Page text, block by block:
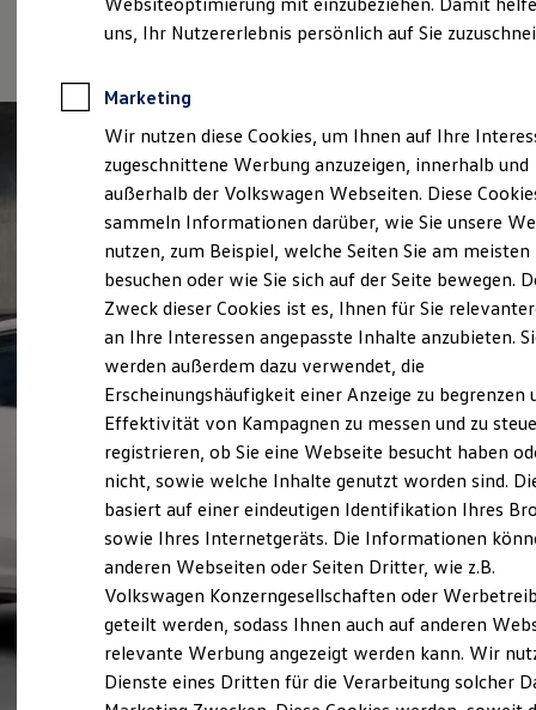
Großkunden
Behörden
Anpfiff zum Gewinn
Elektroautos
ID. Tutorials
Elektrofahrzeugkonzepte
Reichweite
Reichweite der ID. Modelle
Reichweite im Winter
Laden
Laden unterwegs
Laden Zuhause
Ladezeitensimulator
Batterie
Sicherheit
Garantie und Lebensdauer
Nachhaltigkeit
Technologie
Kosten und Kauf
Verbrauchskosten
Kaufoptionen
E-Auto-Förderung
Software und Konnektivität
Die ID. Software 6
ID. Software Versionen und Updates
Digitale Extras
Schnittstellen zu Ihrem ID.
Impressum & Rechtliches
uns, Ihr Nutzererlebnis persönlich auf Sie
Marketing
Wir nutzen diese Cookies, um Ihnen auf Ihre
zugeschnittene Werbung anzuzeigen, innerhalb und
außerhalb der Volkswagen Webseiten. Diese
sammeln Informationen darüber, wie Sie unsere
nutzen, zum Beispiel, welche Seiten Sie am meisten
besuchen oder wie Sie sich auf der Seite bewegen.
Zweck dieser Cookies ist es, Ihnen für Sie
an Ihre Interessen angepasste Inhalte anzubieten.
werden außerdem dazu verwendet, die
Erscheinungshäufigkeit einer Anzeige zu begrenzen
Effektivität von Kampagnen zu messen und zu
registrieren, ob Sie eine Webseite besucht haben
nicht, sowie welche Inhalte genutzt worden sind.
basiert auf einer eindeutigen Identifikation Ihres
sowie Ihres Internetgeräts. Die Informationen
anderen Webseiten oder Seiten Dritter, wie z.B.
Volkswagen Konzerngesellschaften oder
geteilt werden, sodass Ihnen auch auf anderen
relevante Werbung angezeigt werden kann. Wir
Dienste eines Dritten für die Verarbeitung solcher